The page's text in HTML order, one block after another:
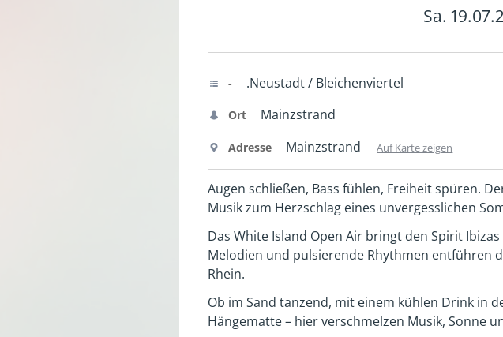
Sa.
- .Neustadt / Bleichenviertel
Ort Mainzstrand
Adresse Mainzstrand Auf Karte zeigen
Augen schließen, Bass fühlen, Freiheit spüren.
Musik zum Herzschlag eines unvergesslichen
Das White Island Open Air bringt den Spirit
Melodien und pulsierende Rhythmen entführen
Rhein.
Ob im Sand tanzend, mit einem kühlen Drink in
Hängematte – hier verschmelzen Musik, Sonne